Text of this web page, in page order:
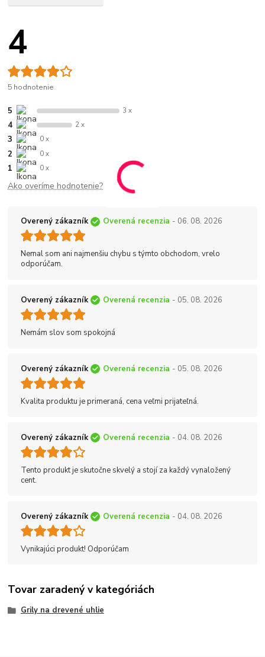
4
5 hodnotenie
5 3 x
4 2 x
3 0 x
2 0 x
1 0 x
Ako overíme hodnotenie?
Overený zákazník Overená recenzia - 06. 08. 2026
Nemal som ani najmenšiu chybu s týmto obchodom, vrelo
odporúčam.
Overený zákazník Overená recenzia - 05. 08. 2026
Nemám slov som spokojná
Overený zákazník Overená recenzia - 05. 08. 2026
Kvalita produktu je primeraná, cena veľmi prijateľná.
Overený zákazník Overená recenzia - 04. 08. 2026
Tento produkt je skutočne skvelý a stojí za každý vynaložený
cent.
Overený zákazník Overená recenzia - 04. 08. 2026
Vynikajúci produkt! Odporúčam
Tovar zaradený v kategóriách
Grily na drevené uhlie